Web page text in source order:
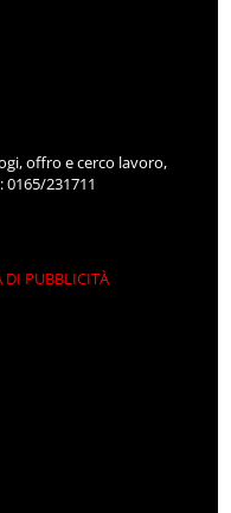
offro e cerco lavoro,
231711
DI PUBBLICITÀ